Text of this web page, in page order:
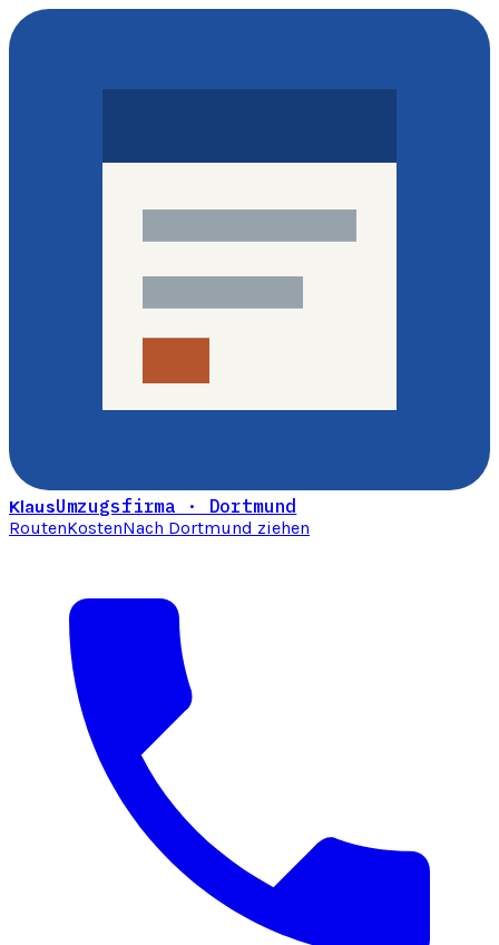
KlausUmzugsfirma · Dortmund
RoutenKostenNach Dortmund ziehen